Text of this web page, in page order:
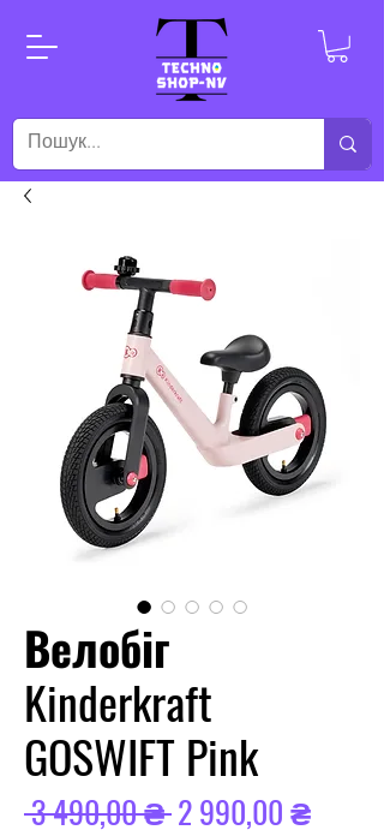
Велобіг
Kinderkraft
GOSWIFT Pink
3 490,00 ₴ Звичайна
2 990,00 ₴За